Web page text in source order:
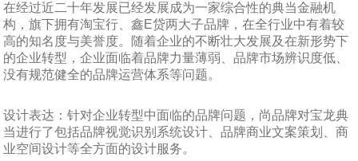
在经过近二十年发展已经发展成为一家综合性的典当金融机
构，旗下拥有淘宝行、鑫E贷两大子品牌，在全行业中有着较
高的知名度与美誉度。随着企业的不断壮大发展及在新形势下
的企业转型，企业面临着品牌力量薄弱、品牌市场辨识度低、
没有规范健全的品牌运营体系等问题。
设计表达：针对企业转型中面临的品牌问题，尚品牌对宝龙典
当进行了包括品牌视觉识别系统设计、品牌商业文案策划、商
业空间设计等全方面的设计服务。